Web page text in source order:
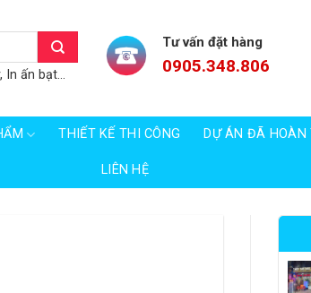
In ấn bạt...
Tư vấn đặt hàng
0905.348.806
THIẾT KẾ THI CÔNG DỰ ÁN ĐÃ HOÀN
LIÊN HỆ